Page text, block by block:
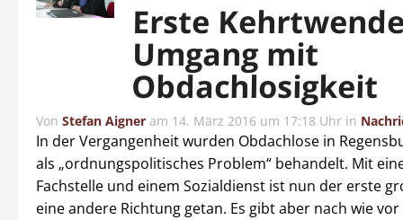
Erste
Umgang mit
Obdachlosigkeit
Von Stefan Aigner am 14. März 2016 um 17:18 Uhr in
In der Vergangenheit wurden Obdachlose in
als „ordnungspolitisches Problem“ behandelt. Mit
Fachstelle und einem Sozialdienst ist nun der erste
eine andere Richtung getan. Es gibt aber nach wie